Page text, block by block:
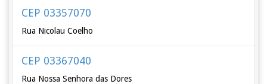
CEP 03357070
Rua Nicolau Coelho
CEP 03367040
Rua Nossa Senhora das Dores